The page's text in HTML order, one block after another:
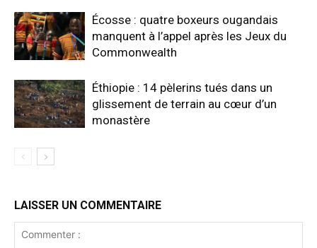
Écosse : quatre boxeurs ougandais
manquent à l’appel après les Jeux du
Commonwealth
Éthiopie : 14 pèlerins tués dans un
glissement de terrain au cœur d’un
monastère
LAISSER UN COMMENTAIRE